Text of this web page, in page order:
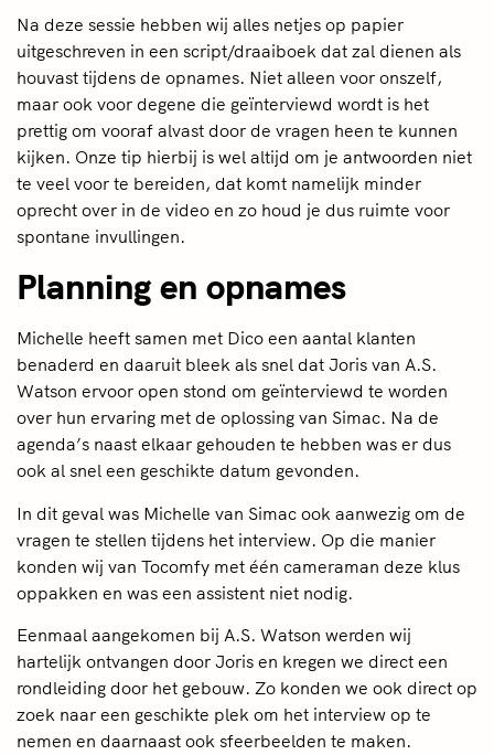
Na deze sessie hebben wij alles netjes op papier
uitgeschreven in een script/draaiboek dat zal dienen als
houvast tijdens de opnames. Niet alleen voor onszelf,
maar ook voor degene die geïnterviewd wordt is het
prettig om vooraf alvast door de vragen heen te kunnen
kijken. Onze tip hierbij is wel altijd om je antwoorden niet
te veel voor te bereiden, dat komt namelijk minder
oprecht over in de video en zo houd je dus ruimte voor
spontane invullingen.
Planning en opnames
Michelle heeft samen met Dico een aantal klanten
benaderd en daaruit bleek als snel dat Joris van A.S.
Watson ervoor open stond om geïnterviewd te worden
over hun ervaring met de oplossing van Simac. Na de
agenda’s naast elkaar gehouden te hebben was er dus
ook al snel een geschikte datum gevonden.
In dit geval was Michelle van Simac ook aanwezig om de
vragen te stellen tijdens het interview. Op die manier
konden wij van Tocomfy met één cameraman deze klus
oppakken en was een assistent niet nodig.
Eenmaal aangekomen bij A.S. Watson werden wij
hartelijk ontvangen door Joris en kregen we direct een
rondleiding door het gebouw. Zo konden we ook direct op
zoek naar een geschikte plek om het interview op te
nemen en daarnaast ook sfeerbeelden te maken.